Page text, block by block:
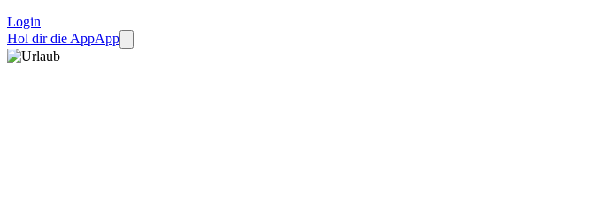
Login
Hol dir die AppApp